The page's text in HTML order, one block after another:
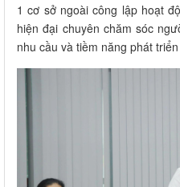
1 cơ sở ngoài công lập hoạt
hiện đại chuyên chăm sóc
nhu cầu và tiềm năng phát